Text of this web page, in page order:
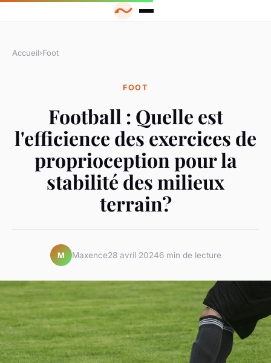
Accueil›Foot
FOOT
Football : Quelle est
l'efficience des exercices de
proprioception pour la
stabilité des milieux
terrain?
M Maxence28 avril 20246 min de lecture